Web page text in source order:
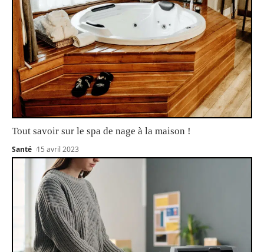
Tout savoir sur le spa de nage à la maison !
Santé 15 avril 2023